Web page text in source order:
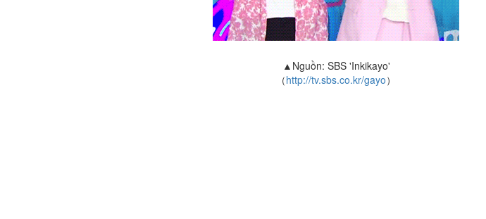
▲Nguồn: SBS 'Inkikayo'
（http://tv.sbs.co.kr/gayo）